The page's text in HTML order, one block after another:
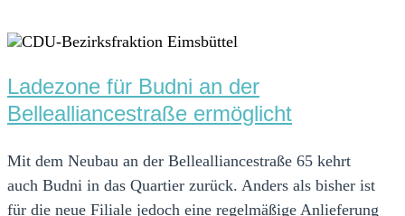
Ladezone für Budni an der
Bellealliancestraße ermöglicht
Mit dem Neubau an der Bellealliancestraße 65 kehrt
auch Budni in das Quartier zurück. Anders als bisher ist
für die neue Filiale jedoch eine regelmäßige Anlieferung